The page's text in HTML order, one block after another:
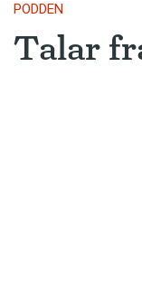
PODDEN
Talar